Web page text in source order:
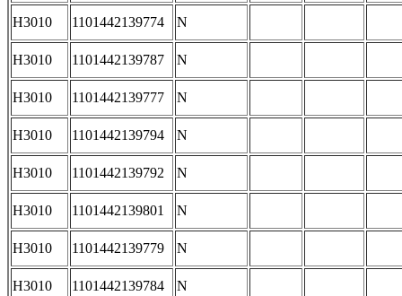
H3010 1101442139774 N
H3010 1101442139787 N
H3010 1101442139777 N
H3010 1101442139794 N
H3010 1101442139792 N
H3010 1101442139801 N
H3010 1101442139779 N
H3010 1101442139784 N